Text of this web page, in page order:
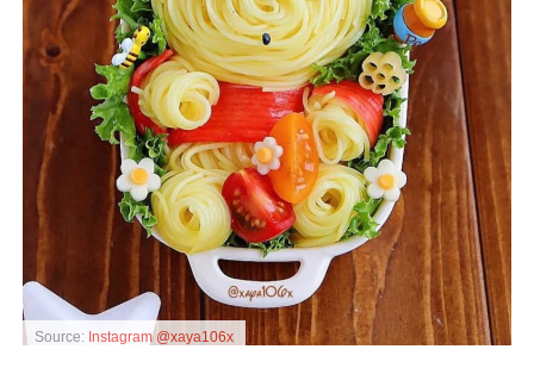
Source: Instagram @xaya106x